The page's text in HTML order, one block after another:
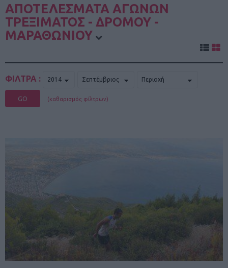
ΑΠΟΤΕΛΕΣΜΑΤΑ ΑΓΩΝΩΝ
ΤΡΕΞΙΜΑΤΟΣ - ΔΡΟΜΟΥ -
ΜΑΡΑΘΩΝΙΟΥ
ΦΙΛΤΡΑ :
GO (καθαρισμός φίλτρων)